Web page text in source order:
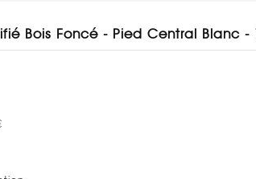
Bois Foncé - Pied Central Blanc -